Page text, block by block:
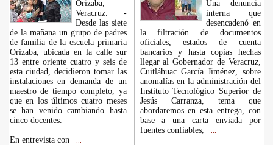
Orizaba,
Veracruz. -
Desde las siete
de la mañana un grupo de padres
de familia de la escuela primaria
Orizaba, ubicada en la calle sur
13 entre oriente cuatro y seis de
esta ciudad, decidieron tomar las
instalaciones en demanda de un
maestro de tiempo completo, ya
que en los últimos cuatro meses
se han venido cambiando hasta
cinco docentes.
En entrevista con
Una denuncia
interna que
desencadenó en
la filtración de documentos
oficiales, estados de cuenta
bancarios y hasta copias hechas
llegar al Gobernador de Veracruz,
Cuitláhuac García Jiménez, sobre
anomalías en la administración del
Instituto Tecnológico Superior de
Jesús Carranza, tema que
abordaremos en esta entrega, con
base a una carta enviada por
fuentes confiables,